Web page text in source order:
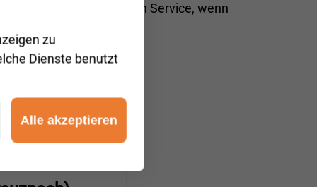
unseren professionellen Service, wenn
zu
Dienste benutzt
Alle akzeptieren